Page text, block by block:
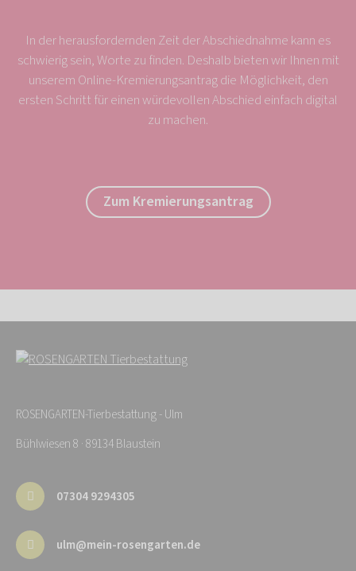
In der herausfordernden Zeit der Abschiednahme kann es
schwierig sein, Worte zu finden. Deshalb bieten wir Ihnen mit
unserem Online-Kremierungsantrag die Möglichkeit, den
ersten Schritt für einen würdevollen Abschied einfach digital
zu machen.
Zum Kremierungsantrag
ROSENGARTEN-Tierbestattung - Ulm
Bühlwiesen 8 · 89134 Blaustein
07304 9294305
ulm@mein-rosengarten.de